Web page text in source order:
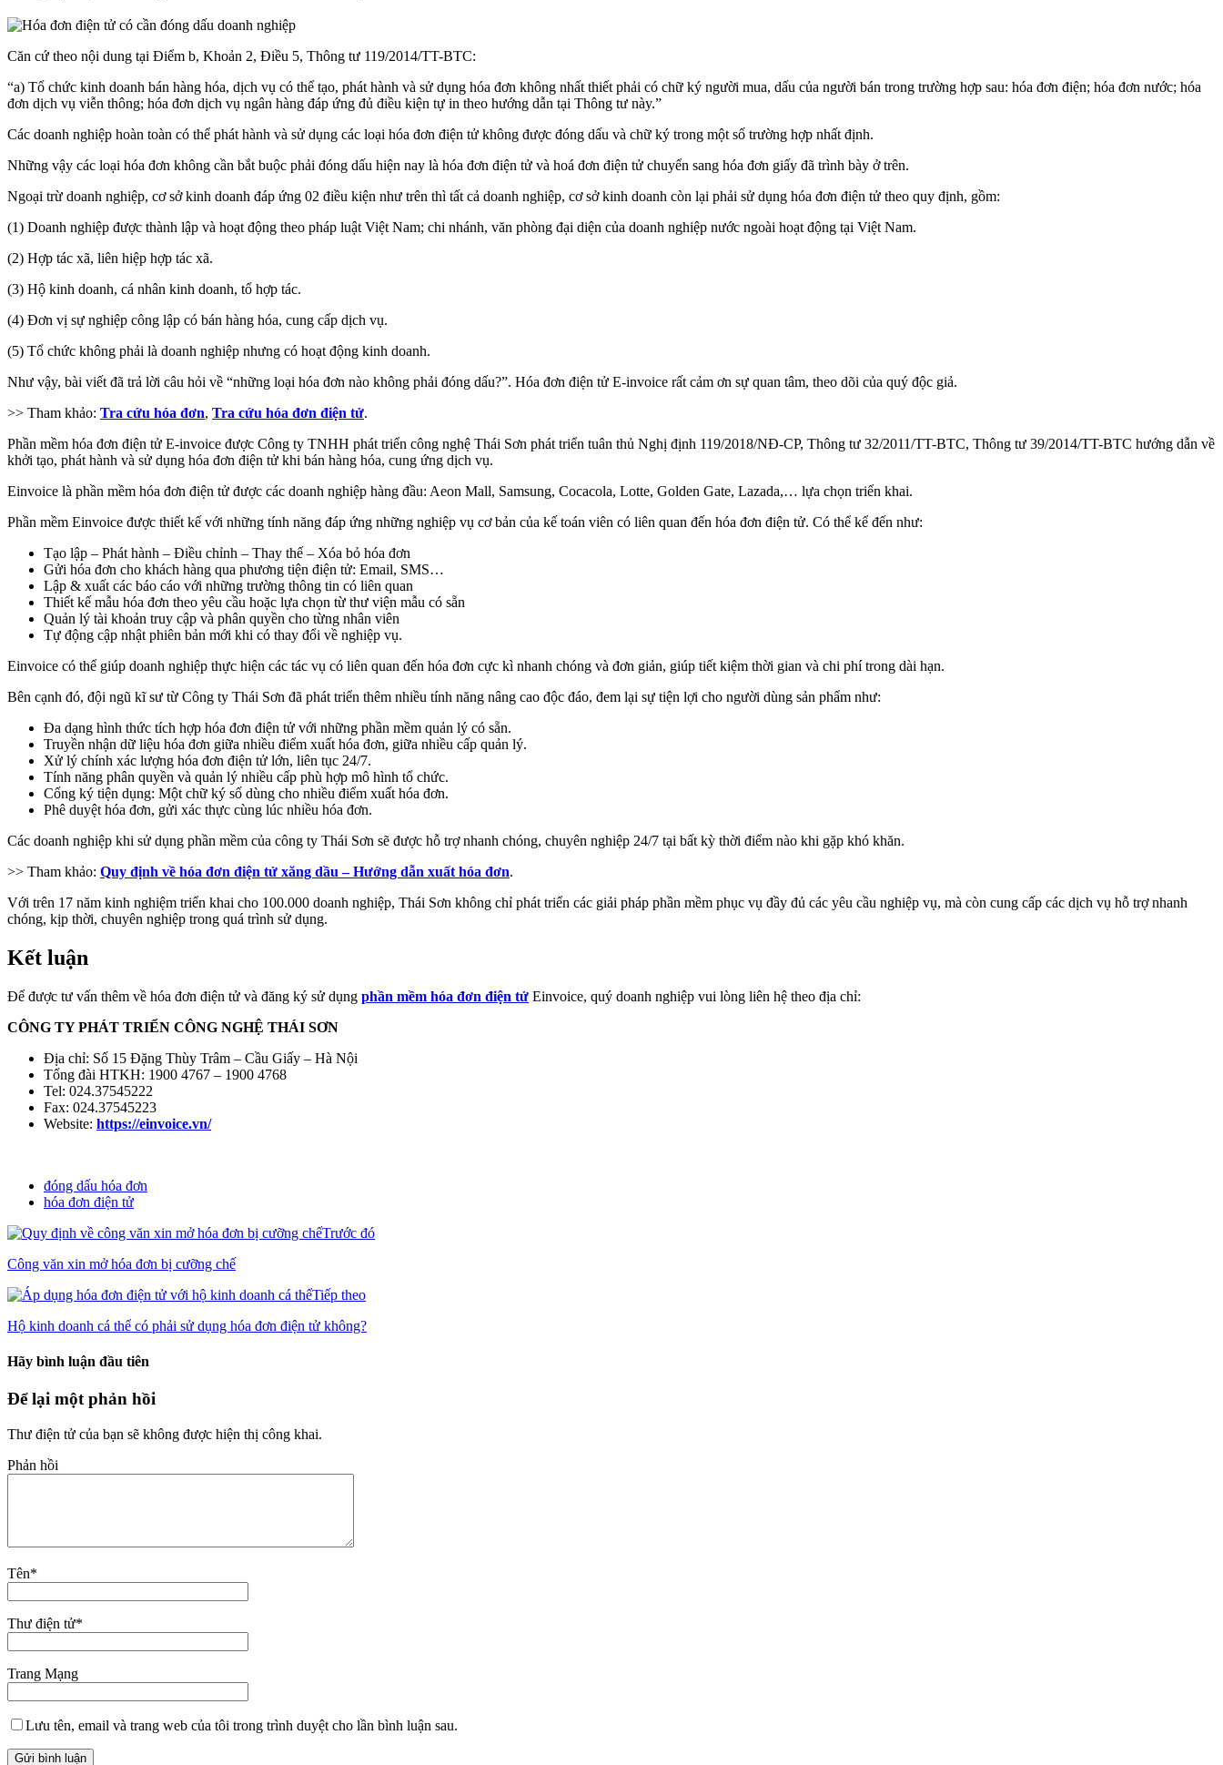
Căn cứ theo nội dung tại Điểm b, Khoản 2, Điều 5, Thông tư 119/2014/TT-BTC:
“a) Tổ chức kinh doanh bán hàng hóa, dịch vụ có thể tạo, phát hành và sử dụng hóa đơn không nhất thiết phải có chữ ký người mua, dấu của người bán trong trường hợp sau: hóa đơn điện; hóa đơn nước; hóa
đơn dịch vụ viễn thông; hóa đơn dịch vụ ngân hàng đáp ứng đủ điều kiện tự in theo hướng dẫn tại Thông tư này.”
Các doanh nghiệp hoàn toàn có thể phát hành và sử dụng các loại hóa đơn điện tử không được đóng dấu và chữ ký trong một số trường hợp nhất định.
Những vậy các loại hóa đơn không cần bắt buộc phải đóng dấu hiện nay là hóa đơn điện tử và hoá đơn điện tử chuyển sang hóa đơn giấy đã trình bày ở trên.
Ngoại trừ doanh nghiệp, cơ sở kinh doanh đáp ứng 02 điều kiện như trên thì tất cả doanh nghiệp, cơ sở kinh doanh còn lại phải sử dụng hóa đơn điện tử theo quy định, gồm:
(1) Doanh nghiệp được thành lập và hoạt động theo pháp luật Việt Nam; chi nhánh, văn phòng đại diện của doanh nghiệp nước ngoài hoạt động tại Việt Nam.
(2) Hợp tác xã, liên hiệp hợp tác xã.
(3) Hộ kinh doanh, cá nhân kinh doanh, tổ hợp tác.
(4) Đơn vị sự nghiệp công lập có bán hàng hóa, cung cấp dịch vụ.
(5) Tổ chức không phải là doanh nghiệp nhưng có hoạt động kinh doanh.
Như vậy, bài viết đã trả lời câu hỏi về “những loại hóa đơn nào không phải đóng dấu?”. Hóa đơn điện tử E-invoice rất cảm ơn sự quan tâm, theo dõi của quý độc giả.
>> Tham khảo: Tra cứu hóa đơn, Tra cứu hóa đơn điện tử.
Phần mềm hóa đơn điện tử E-invoice được Công ty TNHH phát triển công nghệ Thái Sơn phát triển tuân thủ Nghị định 119/2018/NĐ-CP, Thông tư 32/2011/TT-BTC, Thông tư 39/2014/TT-BTC hướng dẫn về
khởi tạo, phát hành và sử dụng hóa đơn điện tử khi bán hàng hóa, cung ứng dịch vụ.
Einvoice là phần mềm hóa đơn điện tử được các doanh nghiệp hàng đầu: Aeon Mall, Samsung, Cocacola, Lotte, Golden Gate, Lazada,… lựa chọn triển khai.
Phần mềm Einvoice được thiết kế với những tính năng đáp ứng những nghiệp vụ cơ bản của kế toán viên có liên quan đến hóa đơn điện tử. Có thể kể đến như:
Tạo lập – Phát hành – Điều chỉnh – Thay thế – Xóa bỏ hóa đơn
Gửi hóa đơn cho khách hàng qua phương tiện điện tử: Email, SMS…
Lập & xuất các báo cáo với những trường thông tin có liên quan
Thiết kế mẫu hóa đơn theo yêu cầu hoặc lựa chọn từ thư viện mẫu có sẵn
Quản lý tài khoản truy cập và phân quyền cho từng nhân viên
Tự động cập nhật phiên bản mới khi có thay đổi về nghiệp vụ.
Einvoice có thể giúp doanh nghiệp thực hiện các tác vụ có liên quan đến hóa đơn cực kì nhanh chóng và đơn giản, giúp tiết kiệm thời gian và chi phí trong dài hạn.
Bên cạnh đó, đội ngũ kĩ sư từ Công ty Thái Sơn đã phát triển thêm nhiều tính năng nâng cao độc đáo, đem lại sự tiện lợi cho người dùng sản phẩm như:
Đa dạng hình thức tích hợp hóa đơn điện tử với những phần mềm quản lý có sẵn.
Truyền nhận dữ liệu hóa đơn giữa nhiều điểm xuất hóa đơn, giữa nhiều cấp quản lý.
Xử lý chính xác lượng hóa đơn điện tử lớn, liên tục 24/7.
Tính năng phân quyền và quản lý nhiều cấp phù hợp mô hình tổ chức.
Cổng ký tiện dụng: Một chữ ký số dùng cho nhiều điểm xuất hóa đơn.
Phê duyệt hóa đơn, gửi xác thực cùng lúc nhiều hóa đơn.
Các doanh nghiệp khi sử dụng phần mềm của công ty Thái Sơn sẽ được hỗ trợ nhanh chóng, chuyên nghiệp 24/7 tại bất kỳ thời điểm nào khi gặp khó khăn.
>> Tham khảo: Quy định về hóa đơn điện tử xăng dầu – Hướng dẫn xuất hóa đơn.
Với trên 17 năm kinh nghiệm triển khai cho 100.000 doanh nghiệp, Thái Sơn không chỉ phát triển các giải pháp phần mềm phục vụ đầy đủ các yêu cầu nghiệp vụ, mà còn cung cấp các dịch vụ hỗ trợ nhanh
chóng, kịp thời, chuyên nghiệp trong quá trình sử dụng.
Kết luận
Để được tư vấn thêm về hóa đơn điện tử và đăng ký sử dụng phần mềm hóa đơn điện tử Einvoice, quý doanh nghiệp vui lòng liên hệ theo địa chỉ:
CÔNG TY PHÁT TRIỂN CÔNG NGHỆ THÁI SƠN
Địa chỉ: Số 15 Đặng Thùy Trâm – Cầu Giấy – Hà Nội
Tổng đài HTKH: 1900 4767 – 1900 4768
Tel: 024.37545222
Fax: 024.37545223
Website: https://einvoice.vn/
đóng dấu hóa đơn
hóa đơn điện tử
Trước đó
Công văn xin mở hóa đơn bị cưỡng chế
Tiếp theo
Hộ kinh doanh cá thể có phải sử dụng hóa đơn điện tử không?
Hãy bình luận đầu tiên
Để lại một phản hồi
Thư điện tử của bạn sẽ không được hiện thị công khai.
Phản hồi
Tên*
Thư điện tử*
Trang Mạng
Lưu tên, email và trang web của tôi trong trình duyệt cho lần bình luận sau.